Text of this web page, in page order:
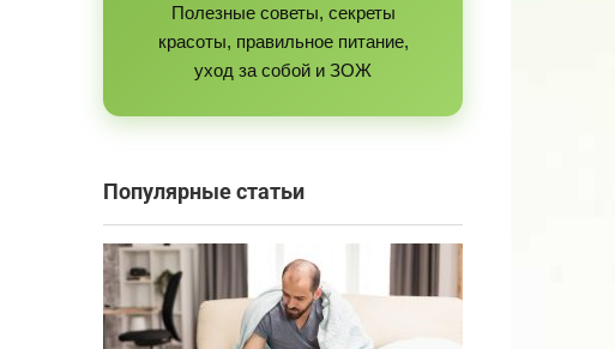
Полезные советы, секреты
красоты, правильное питание,
уход за собой и ЗОЖ
Популярные статьи